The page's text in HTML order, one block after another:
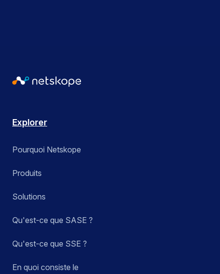
Explorer
Pourquoi Netskope
Produits
Solutions
Qu'est-ce que SASE ?
Qu'est-ce que SSE ?
En quoi consiste le